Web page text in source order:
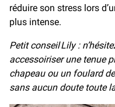
réduire son stress lors
plus intense.
Petit conseil Lily :
accessoiriser une tenue
chapeau ou un foulard
sans aucun doute toute